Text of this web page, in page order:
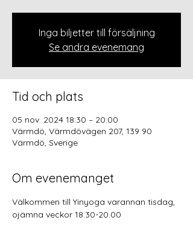
Inga biljetter till försäljning
Se andra evenemang
Tid och plats
05 nov. 2024 18:30 – 20:00
Värmdö, Värmdövägen 207, 139 90
Värmdö, Sverige
Om evenemanget
Välkommen till Yinyoga varannan tisdag,
ojämna veckor 18.30-20.00